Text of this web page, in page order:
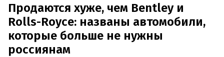
Продаются хуже, чем Bentley и
Rolls-Royce: названы автомобили,
которые больше не нужны
россиянам